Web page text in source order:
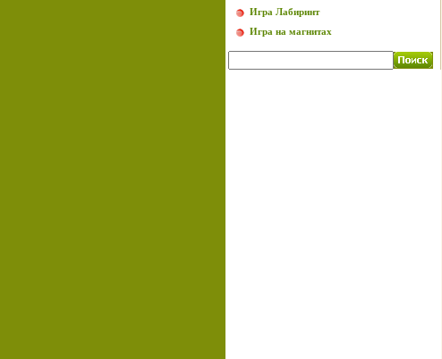
Игра Лабиринт
Игра на магнитах